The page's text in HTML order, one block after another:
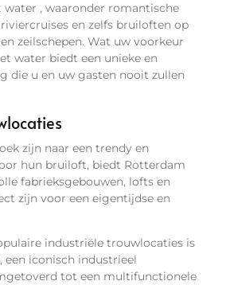
, waaronder romantische
en zelfs bruiloften op
zeilschepen. Wat uw voorkeur
water biedt een unieke en
die u en uw gasten nooit zullen
zijn naar een trendy en
hun bruiloft, biedt Rotterdam
fabrieksgebouwen, lofts en
zijn voor een eigentijdse en
industriële trouwlocaties is
een iconisch industrieel
tot een multifunctionele